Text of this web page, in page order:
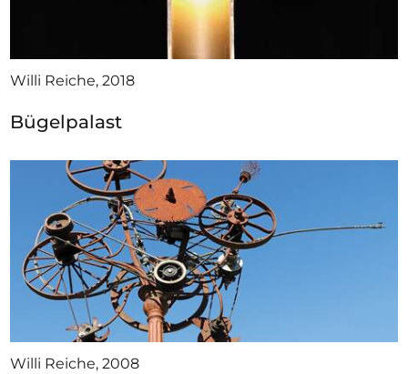
Willi Reiche, 2018
Bügelpalast
Willi Reiche, 2008